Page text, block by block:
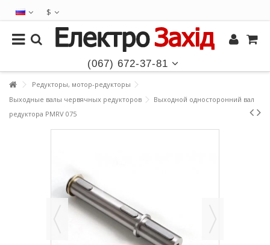
$
(067) 672-37-81
Редукторы, мотор-редукторы
Выходные валы червячных редукторов
Выходной односторонний вал
редуктора PMRV 075